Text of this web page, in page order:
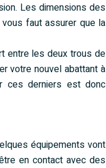
Les dimensions des
faut assurer que la
entre les deux trous de
votre nouvel abattant à
ces derniers est donc
équipements vont
en contact avec des